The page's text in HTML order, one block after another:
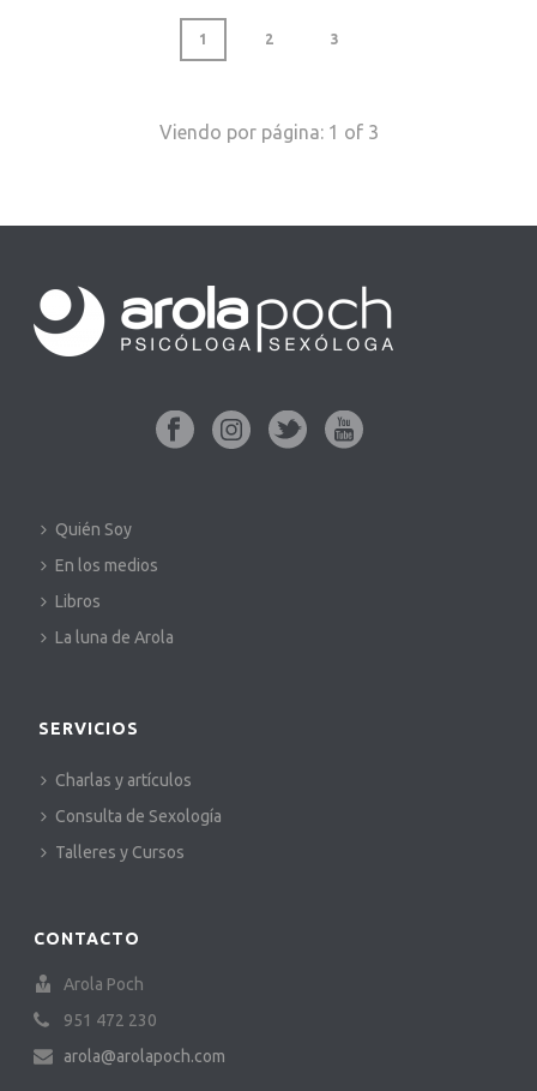
1 2 3
Viendo por página: 1 of 3
Quién Soy
En los medios
Libros
La luna de Arola
SERVICIOS
Charlas y artículos
Consulta de Sexología
Talleres y Cursos
CONTACTO
Arola Poch
951 472 230
arola@arolapoch.com